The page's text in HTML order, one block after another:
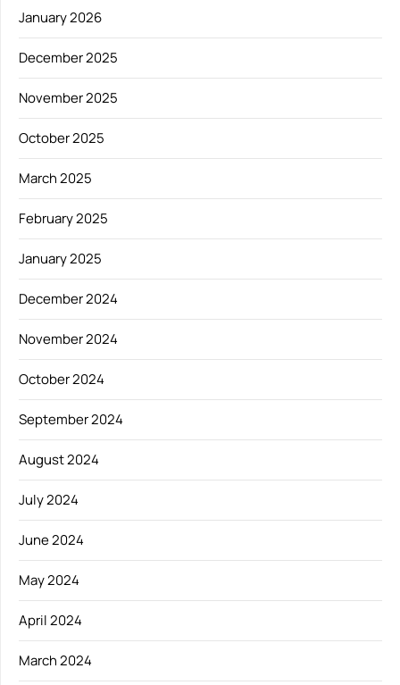
January 2026
December 2025
November 2025
October 2025
March 2025
February 2025
January 2025
December 2024
November 2024
October 2024
September 2024
August 2024
July 2024
June 2024
May 2024
April 2024
March 2024